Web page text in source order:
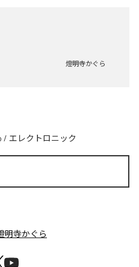
燈明寺かぐら
/ エレクトロニック
明寺かぐら